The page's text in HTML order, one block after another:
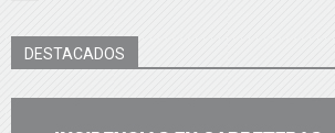
DESTACADOS